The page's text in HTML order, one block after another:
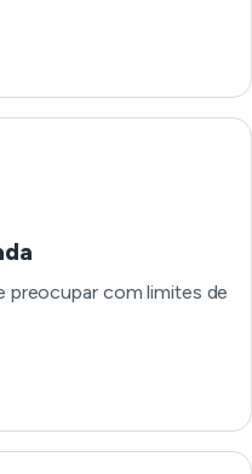
preocupar com limites de